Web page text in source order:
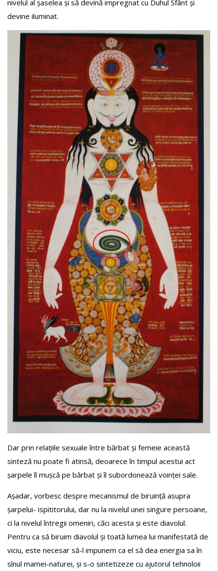
nivelul al șaselea și să devină impregnat cu Duhul Sfânt și
devine iluminat.
Dar prin relațiile sexuale între bărbat și femeie această
sinteză nu poate fi atinsă, deoarece în timpul acestui act
șarpele îl mușcă pe bărbat și îl subordonează voinței sale.
Așadar, vorbesc despre mecanismul de biruință asupra
șarpelui- ispititorului, dar nu la nivelul unei singure persoane,
ci la nivelul întregii omeniri, căci acesta și este diavolul.
Pentru ca să biruim diavolul și toată lumea lui manifestată de
viciu, este necesar să-l impunem ca el să dea energia sa în
sînul mamei-naturei, și s-o sintetizeze cu ajutorul tehnoloii